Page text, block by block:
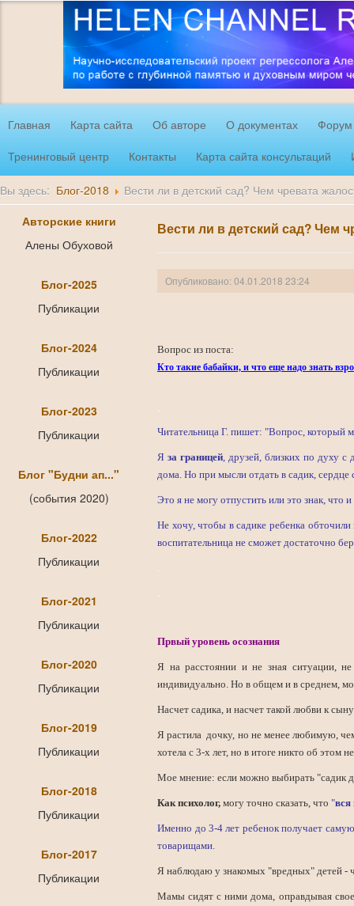
Главная Карта сайта Об авторе О документах
Форум
Тренинговый центр
Контакты Карта сайта консультаций
Вы здесь: Блог-2018
Вести ли в детский сад? Чем чревата
Авторские книги
Алены Обуховой
Блог-2025
Публикации
Блог-2024
Публикации
Блог-2023
Публикации
Блог "Будни ап..."
(события 2020)
Блог-2022
Публикации
Блог-2021
Публикации
Блог-2020
Публикации
Блог-2019
Публикации
Блог-2018
Публикации
Блог-2017
Публикации
Вести ли в детский сад? Чем
Опубликовано: 04.01.2018 23:24
Вопрос из поста:
Кто такие бабайки, и что еще надо знать
ЧитательницаГ. пишет: "Вопрос, который
Яза границей , друзей, близких по духу
дома. Но при мысли отдать в садик, сердце
Это я не могу отпустить или это знак, что
Не хочу, чтобы в садике ребенка
воспитательница не сможет достаточно
Првый уровень осознания
Я на расстоянии и не зная ситуации,
индивидуально. Но в общем и в среднем,
Насчет садика, и насчет такой любви к
Я растила дочку, но не менее любимую,
хотела с 3-х лет, но в итоге никто об этом
Мое мнение: если можно выбирать "садик
Как психолог, могу точно сказать, что"вся
Именно до 3-4 лет ребенок получает
товарищами.
Я наблюдаю у знакомых "вредных" детей -
Мамы сидят с ними дома, оправдывая